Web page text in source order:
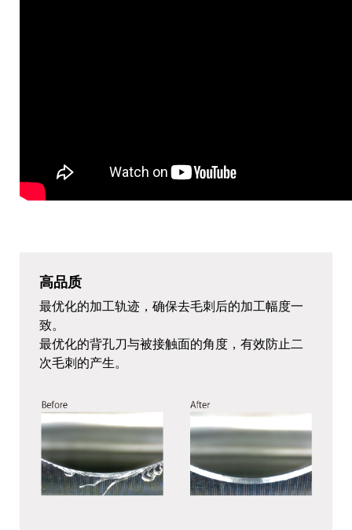
高品质
最优化的加工轨迹，确保去毛刺后的加工幅度一
致。
最优化的背孔刀与被接触面的角度，有效防止二
次毛刺的产生。